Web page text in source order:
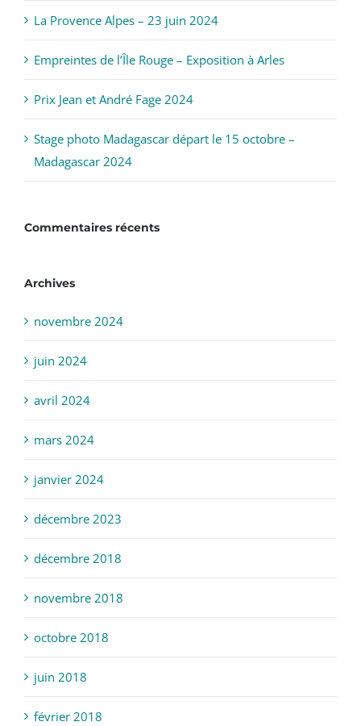
La Provence Alpes – 23 juin 2024
Empreintes de l’Île Rouge – Exposition à Arles
Prix Jean et André Fage 2024
Stage photo Madagascar départ le 15 octobre –
Madagascar 2024
Commentaires récents
Archives
novembre 2024
juin 2024
avril 2024
mars 2024
janvier 2024
décembre 2023
décembre 2018
novembre 2018
octobre 2018
juin 2018
février 2018